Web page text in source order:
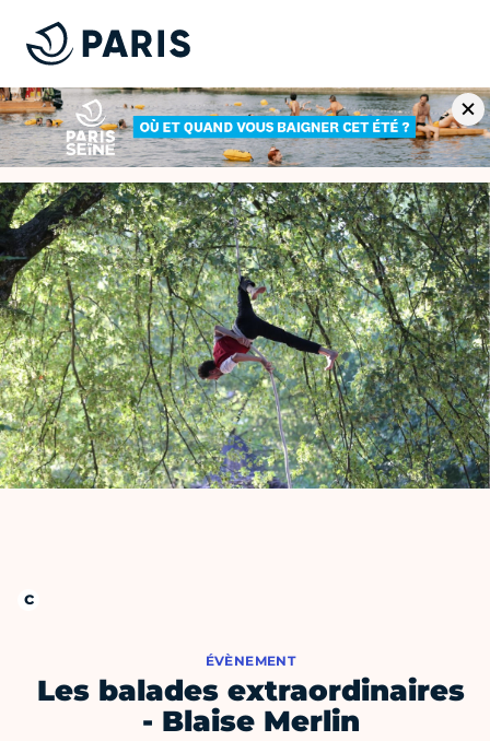
ÉVÈNEMENT
Les balades extraordinaires
- Blaise Merlin